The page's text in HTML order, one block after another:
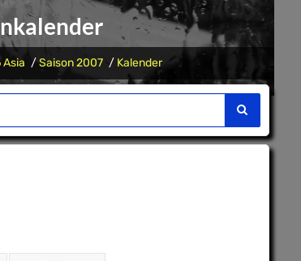
Asia Saison 2007 Kalender